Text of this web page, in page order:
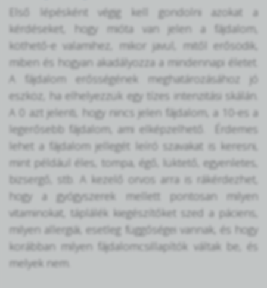
Első lépésként végig kell gondolni azokat a
kérdéseket, hogy mióta van jelen a fájdalom,
köthető-e valamihez, mikor javul, mitől erősödik,
miben és hogyan akadályozza a mindennapi életet.
A fájdalom erősségének meghatározásához jó
eszköz, ha elhelyezzük egy tízes intenzitási skálán.
A 0 azt jelenti, hogy nincs jelen fájdalom, a 10-es a
legerősebb fájdalom, ami elképzelhető. Érdemes
lehet a fájdalom jellegét leíró szavakat is keresni,
mint például éles, tompa, égő, lüktető, egyenletes,
bizsergő, stb. A kezelő orvos arra is rákérdezhet,
hogy a gyógyszerek mellett pontosan milyen
vitaminokat, táplálék kiegészítőket szed a páciens,
milyen allergiái, esetleg függőségei vannak, és hogy
korábban milyen fájdalomcsillapítók váltak be, és
melyek nem.